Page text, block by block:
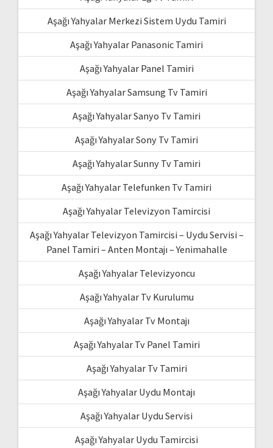
Aşağı Yahyalar Merkezi Sistem Uydu Tamiri
Aşağı Yahyalar Panasonic Tamiri
Aşağı Yahyalar Panel Tamiri
Aşağı Yahyalar Samsung Tv Tamiri
Aşağı Yahyalar Sanyo Tv Tamiri
Aşağı Yahyalar Sony Tv Tamiri
Aşağı Yahyalar Sunny Tv Tamiri
Aşağı Yahyalar Telefunken Tv Tamiri
Aşağı Yahyalar Televizyon Tamircisi
Aşağı Yahyalar Televizyon Tamircisi – Uydu Servisi –
Panel Tamiri – Anten Montajı – Yenimahalle
Aşağı Yahyalar Televizyoncu
Aşağı Yahyalar Tv Kurulumu
Aşağı Yahyalar Tv Montajı
Aşağı Yahyalar Tv Panel Tamiri
Aşağı Yahyalar Tv Tamiri
Aşağı Yahyalar Uydu Montajı
Aşağı Yahyalar Uydu Servisi
Aşağı Yahyalar Uydu Tamircisi